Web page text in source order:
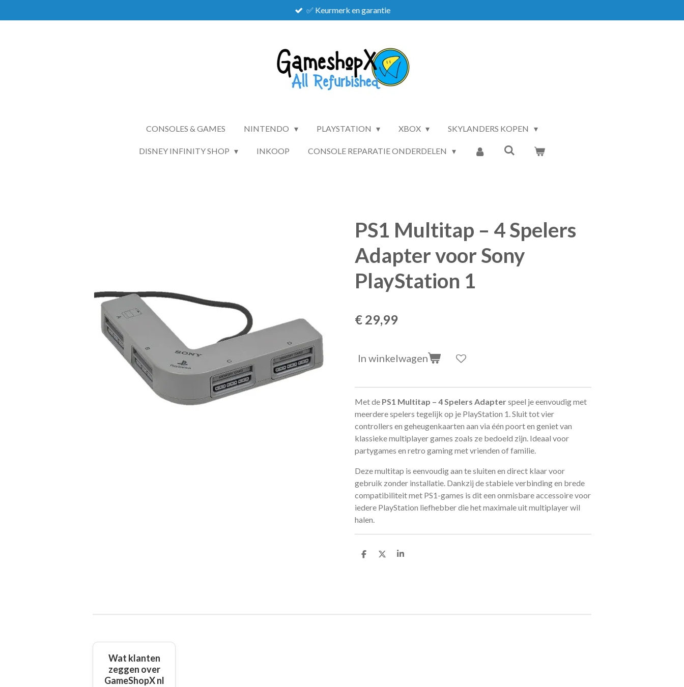
direct
✅ Keurmerk en garantie
CONSOLES & GAMES NINTENDO PLAYSTATION XBOX SKYLANDERS KOPEN
DISNEY INFINITY SHOP INKOOP CONSOLE REPARATIE ONDERDELEN
PS1 Multitap – 4 Spelers
Adapter voor Sony
PlayStation 1
€ 29,99
In winkelwagen
Met de PS1 Multitap – 4 Spelers Adapterspeel je eenvoudig met
meerdere spelers tegelijk op je PlayStation 1. Sluit tot vier
controllers en geheugenkaarten aan via één poort en geniet van
klassieke multiplayer games zoals ze bedoeld zijn. Ideaal voor
partygames en retro gaming met vrienden of familie.
Deze multitap is eenvoudig aan te sluiten en direct klaar voor
gebruik zonder installatie. Dankzij de stabiele verbinding en brede
compatibiliteit met PS1-games is dit een onmisbare accessoire voor
iedere PlayStation liefhebber die het maximale uit multiplayer wil
halen.
D
D
S
Wat klanten
zeggen over
GameShopX nl